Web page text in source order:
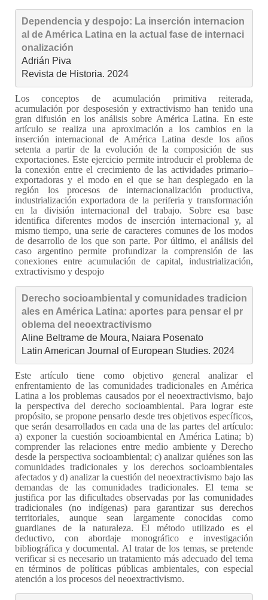
Dependencia y despojo: La inserción internacion
al de América Latina en la actual fase de internaci
onalización
Adrián Piva
Revista de Historia. 2024
Los conceptos de acumulación primitiva reiterada,
acumulación por desposesión y extractivismo han tenido una
gran difusión en los análisis sobre América Latina. En este
artículo se realiza una aproximación a los cambios en la
inserción internacional de América Latina desde los años
setenta a partir de la evolución de la composición de sus
exportaciones. Este ejercicio permite introducir el problema de
la conexión entre el crecimiento de las actividades primario–
exportadoras y el modo en el que se han desplegado en la
región los procesos de internacionalización productiva,
industrialización exportadora de la periferia y transformación
en la división internacional del trabajo. Sobre esa base
identifica diferentes modos de inserción internacional y, al
mismo tiempo, una serie de caracteres comunes de los modos
de desarrollo de los que son parte. Por último, el análisis del
caso argentino permite profundizar la comprensión de las
conexiones entre acumulación de capital, industrialización,
extractivismo y despojo
Derecho socioambiental y comunidades tradicion
ales en América Latina: aportes para pensar el pr
oblema del neoextractivismo
Aline Beltrame de Moura, Naiara Posenato
Latin American Journal of European Studies. 2024
Este artículo tiene como objetivo general analizar el
enfrentamiento de las comunidades tradicionales en América
Latina a los problemas causados por el neoextractivismo, bajo
la perspectiva del derecho socioambiental. Para lograr este
propósito, se propone pensarlo desde tres objetivos específicos,
que serán desarrollados en cada una de las partes del artículo:
a) exponer la cuestión socioambiental en América Latina; b)
comprender las relaciones entre medio ambiente y Derecho
desde la perspectiva socioambiental; c) analizar quiénes son las
comunidades tradicionales y los derechos socioambientales
afectados y d) analizar la cuestión del neoextractivismo bajo las
demandas de las comunidades tradicionales. El tema se
justifica por las dificultades observadas por las comunidades
tradicionales (no indígenas) para garantizar sus derechos
territoriales, aunque sean largamente conocidas como
guardianes de la naturaleza. El método utilizado es el
deductivo, con abordaje monográfico e investigación
bibliográfica y documental. Al tratar de los temas, se pretende
verificar si es necesario un tratamiento más adecuado del tema
en términos de políticas públicas ambientales, con especial
atención a los procesos del neoextractivismo.